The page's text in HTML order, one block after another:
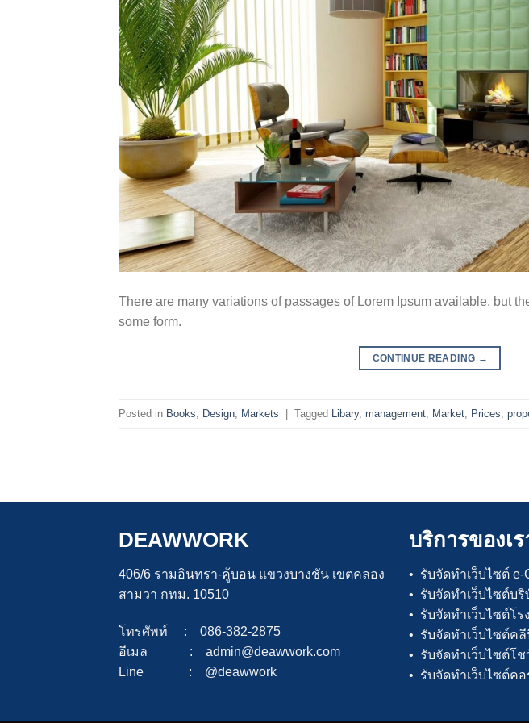
There are many variations of passages of Lorem Ipsum available, but
some form.
CONTINUE READING →
Posted in Books Design Markets | Tagged Libary, management Market Prices
DEAWWORK
406/6 รามอินทรา-คู้บอน แขวงบางชัน เขตคลอง
สามวา กทม. 10510
โทรศัพท์ : 086-382-2875
อีเมล : admin@deawwork.com
Line : @deawwork
บริการของเร
• รับจัดทำเว็บไซต์ e-
• รับจัดทำเว็บไซต์บ
• รับจัดทำเว็บไซต์โ
• รับจัดทำเว็บไซต์ค
• รับจัดทำเว็บไซต์โ
• รับจัดทำเว็บไซต์ค